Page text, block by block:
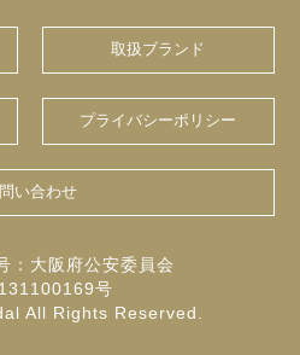
取扱ブランド
プライバシーポリシー
い合わせ
：大阪府公安委員会
号
All Rights Reserved.